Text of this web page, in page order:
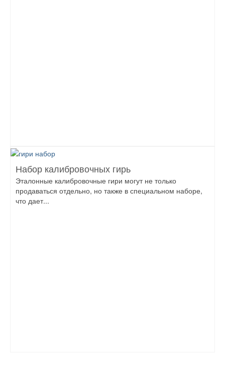
Набор калибровочных гирь
Эталонные калибровочные гири могут не только
продаваться отдельно, но также в специальном наборе,
что дает...